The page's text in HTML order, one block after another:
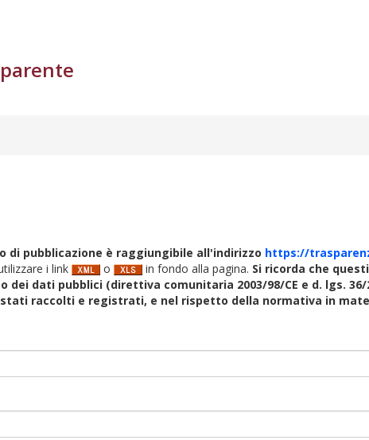
di pubblicazione è raggiungibile all'indirizzo https://
i link
o in fondo alla pagina. Si ricorda che
dati pubblici (direttiva comunitaria 2003/98/CE e d. lgs.
raccolti e registrati, e nel rispetto della normativa in